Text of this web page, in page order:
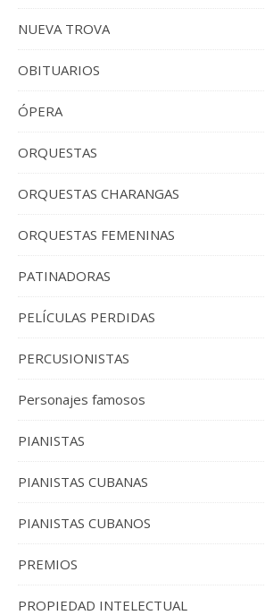
NUEVA TROVA
OBITUARIOS
ÓPERA
ORQUESTAS
ORQUESTAS CHARANGAS
ORQUESTAS FEMENINAS
PATINADORAS
PELÍCULAS PERDIDAS
PERCUSIONISTAS
Personajes famosos
PIANISTAS
PIANISTAS CUBANAS
PIANISTAS CUBANOS
PREMIOS
PROPIEDAD INTELECTUAL